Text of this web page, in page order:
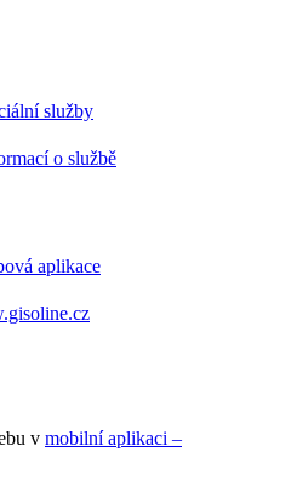
o službě
v mobilní aplikaci –